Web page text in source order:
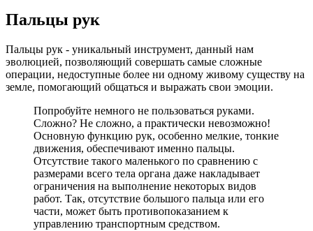
Пальцы рук
Пальцы рук - уникальный инструмент, данный нам
эволюцией, позволяющий совершать самые сложные
операции, недоступные более ни одному живому существу на
земле, помогающий общаться и выражать свои эмоции.
Попробуйте немного не пользоваться руками.
Сложно? Не сложно, а практически невозможно!
Основную функцию рук, особенно мелкие, тонкие
движения, обеспечивают именно пальцы.
Отсутствие такого маленького по сравнению с
размерами всего тела органа даже накладывает
ограничения на выполнение некоторых видов
работ. Так, отсутствие большого пальца или его
части, может быть противопоказанием к
управлению транспортным средством.